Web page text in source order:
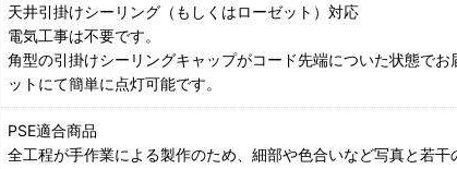
天井引掛けシーリング（もしくはローゼット）対応
電気工事は不要です。
角型の引掛けシーリングキャップがコード先端についた状態で
ットにて簡単に点灯可能です。
PSE適合商品
全工程が手作業による製作のため、細部や色合いなど写真と若干